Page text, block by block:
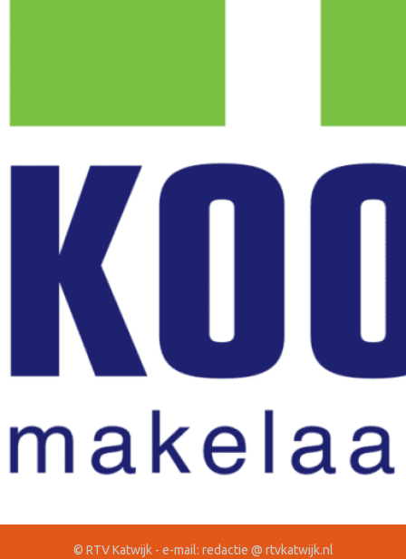
© RTV Katwijk - e-mail: redactie @ rtvkatwijk.nl